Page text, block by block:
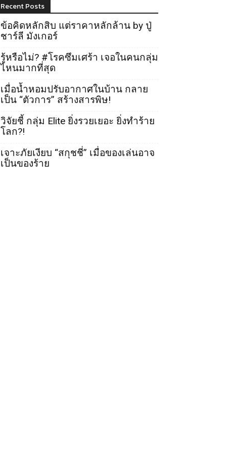
Recent Posts
ข้อคิดหลักสิบ แต่ราคาหลักล้าน by ปู่
ชาร์ลี มังเกอร์
รู้หรือไม่? #โรคซึมเศร้า เจอในคนกลุ่ม
ไหนมากที่สุด
เมื่อน้ำหอมปรับอากาศในบ้าน กลาย
เป็น “ตัวการ” สร้างสารพิษ!
วิจัยชี้ กลุ่ม Elite ยิ่งรวยเยอะ ยิ่งทำร้าย
โลก?!
เจาะภัยเงียบ “สกุชชี่” เมื่อของเล่นอาจ
เป็นของร้าย